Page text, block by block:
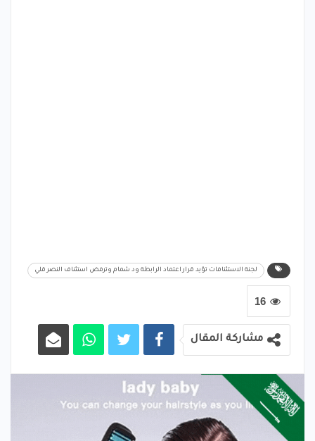
لجنة الاستئنافات تؤيد قرار اعتماد الرابطة ود شمام وترفض استئناف النصر قلي
16
مشاركة المقال